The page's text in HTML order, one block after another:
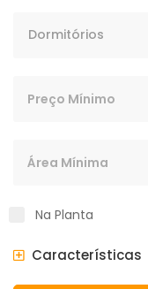
Dormitórios
Área Mínima
Na Planta
Características